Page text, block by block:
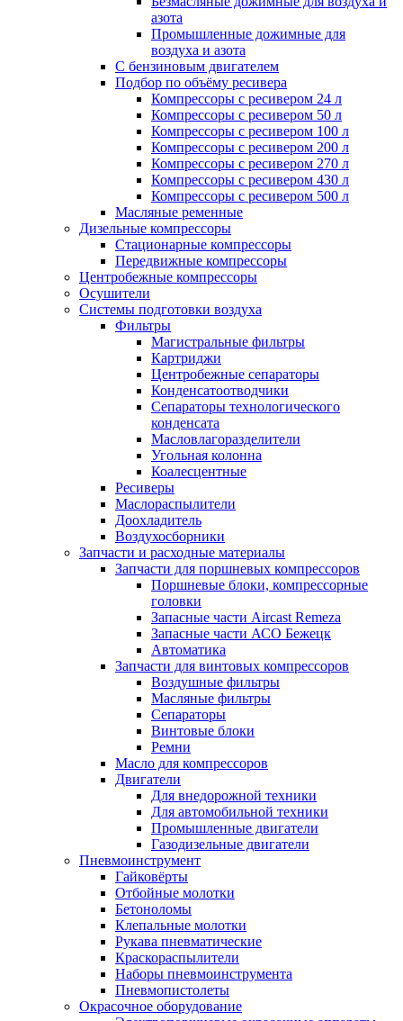
азота
Промышленные дожимные для
воздуха и азота
С бензиновым двигателем
Подбор по объёму ресивера
Компрессоры с ресивером 24 л
Компрессоры с ресивером 50 л
Компрессоры с ресивером 100 л
Компрессоры с ресивером 200 л
Компрессоры с ресивером 270 л
Компрессоры с ресивером 430 л
Компрессоры с ресивером 500 л
Масляные ременные
Дизельные компрессоры
Стационарные компрессоры
Передвижные компрессоры
Центробежные компрессоры
Осушители
Системы подготовки воздуха
Фильтры
Магистральные фильтры
Картриджи
Центробежные сепараторы
Конденсатоотводчики
Сепараторы технологического
конденсата
Масловлагоразделители
Угольная колонна
Коалесцентные
Ресиверы
Маслораспылители
Доохладитель
Воздухосборники
Запчасти и расходные материалы
Запчасти для поршневых компрессоров
Поршневые блоки, компрессорные
головки
Запасные части Aircast Remeza
Запасные части АСО Бежецк
Автоматика
Запчасти для винтовых компрессоров
Воздушные фильтры
Масляные фильтры
Сепараторы
Винтовые блоки
Ремни
Масло для компрессоров
Двигатели
Для внедорожной техники
Для автомобильной техники
Промышленные двигатели
Газодизельные двигатели
Пневмоинструмент
Гайковёрты
Отбойные молотки
Бетоноломы
Клепальные молотки
Рукава пневматические
Краскораспылители
Наборы пневмоинструмента
Пневмопистолеты
Окрасочное оборудование